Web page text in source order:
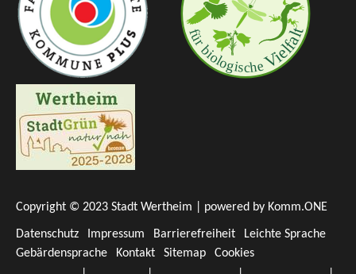
Copyright © 2023 Stadt Wertheim | powered by Komm.ONE
Datenschutz Impressum Barrierefreiheit
Leichte Sprache
Gebärdensprache
Kontakt Sitemap Cookies